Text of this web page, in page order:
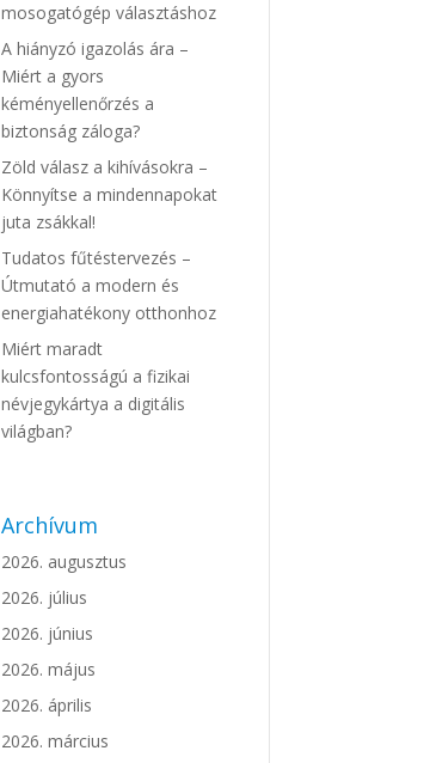
mosogatógép választáshoz
A hiányzó igazolás ára –
Miért a gyors
kéményellenőrzés a
biztonság záloga?
Zöld válasz a kihívásokra –
Könnyítse a mindennapokat
juta zsákkal!
Tudatos fűtéstervezés –
Útmutató a modern és
energiahatékony otthonhoz
Miért maradt
kulcsfontosságú a fizikai
névjegykártya a digitális
világban?
Archívum
2026. augusztus
2026. július
2026. június
2026. május
2026. április
2026. március